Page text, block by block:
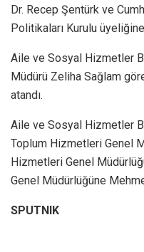
Dr. Recep Şentürk ve
Politikaları Kurulu
Aile ve Sosyal Hizmetler
Müdürü Zeliha Sağlam
atandı.
Aile ve Sosyal Hizmetler
Toplum Hizmetleri Genel
Hizmetleri Genel
Genel Müdürlüğüne
SPUTNIK